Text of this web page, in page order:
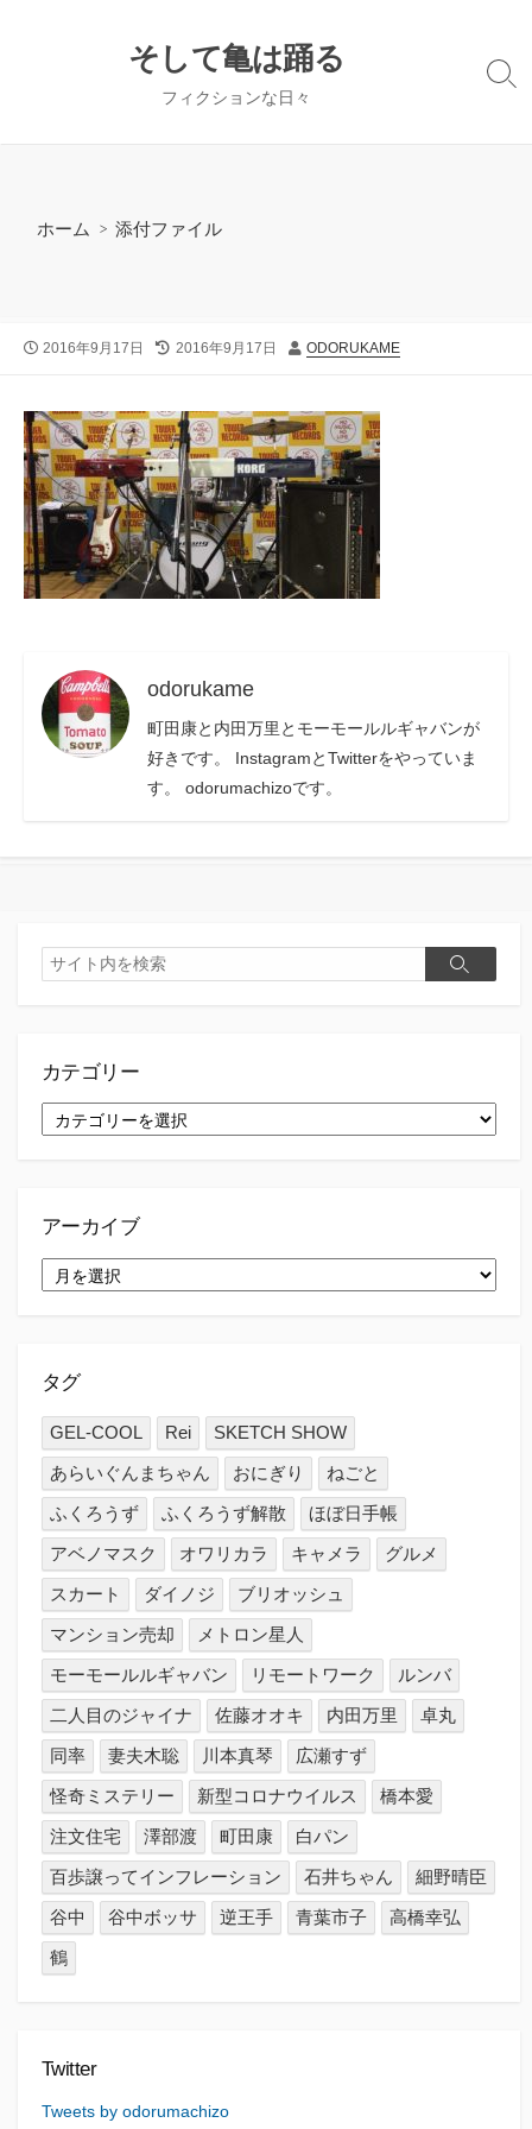
そして亀は踊る
フィクションな日々
検
ホーム > 添付ファイル
公
2016年9月17日
最
新
日
2016年9月17日
投
ODORUKAME
odorukame
町田康と内田万里とモーモールルギャバンが
好きです。 InstagramとTwitterをやっていま
す。 odorumachizoです。
検
索
検
カテゴリー
テ
アーカイブ
ー
タグ
GEL-COOL Rei
SKETCH SHOW
あらいぐんまちゃん
おにぎり
ねごと
ふくろうず
ふくろうず解散
ほぼ日手帳
アベノマスク
オワリカラ キャメラ
グルメ
スカート
ダイノジ
ブリオッシュ
マンション売却
メトロン星人
モーモールルギャバン
リモートワーク
ルンバ
二人目のジャイナ
佐藤オオキ 内田万里
卓丸
同率
妻夫木聡 川本真琴
広瀬すず
怪奇ミステリー
新型コロナウイルス
橋本愛
注文住宅
澤部渡 町田康
白パン
百歩譲ってインフレーション
石井ちゃん
細野晴臣
谷中
谷中ボッサ 逆王手 青葉市子
高橋幸弘
鶴
Twitter
Tweets by odorumachizo